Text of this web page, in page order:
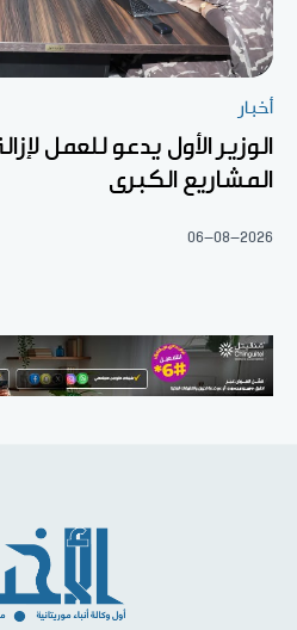
أخبار
الوزير الأول يدعو للعمل
المشاريع الكبرى
06-08-2026